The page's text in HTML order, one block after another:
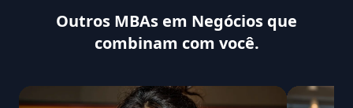
Outros MBAs em Negócios que
combinam com você.